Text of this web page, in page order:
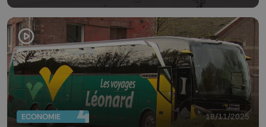
ECONOMIE 18/11/2025